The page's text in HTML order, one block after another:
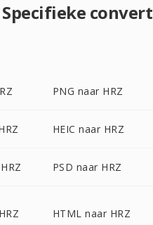
Specifieke
PNG naar HRZ
HEIC naar HRZ
PSD naar HRZ
HTML naar HRZ